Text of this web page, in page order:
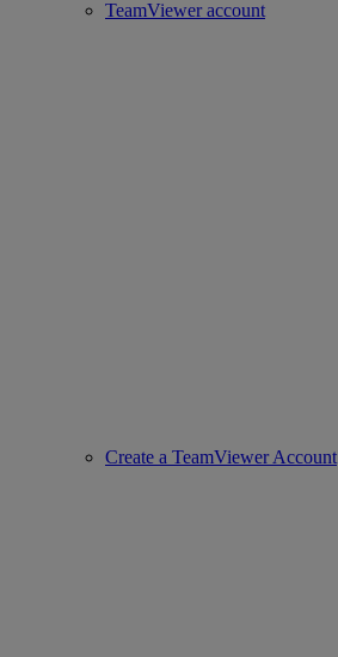
TeamViewer account
Create a TeamViewer Account